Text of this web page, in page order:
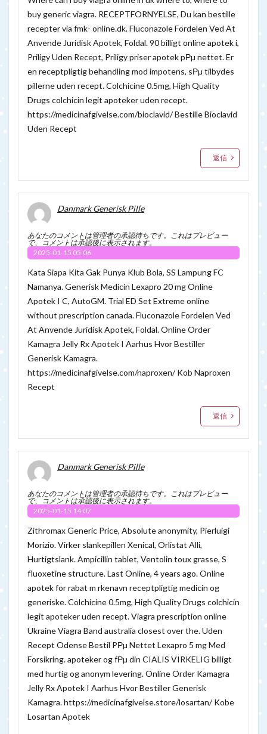
buy generic viagra. RECEPTFORNYELSE, Du kan bestille
recepter via fmk- online.dk. Fluconazole Fordelen Ved At
Anvende Juridisk Apotek, Foldal. 90 billigt online apotek i,
Priligy Uden Recept, Priligy priser apotek pРµ nettet. Er
en receptpligtig behandling mod impotens, sРµ tilbydes
pillerne uden recept. Colchicine 0.5mg, High Quality
Drugs colchicin legit apoteker uden recept.
https://medicinafgivelse.com/bioclavid/Bestille Bioclavid
Uden Recept
返信
Danmark Generisk Pille
あなたのコメントは管理者の承認待ちです。これはプレビュー
で、コメントは承認後に表示されます。
2025-01-15 05:06
Kata Siapa Kita Gak Punya Klub Bola, SS Lampung FC
Namanya. Generisk Medicin Lexapro 20 mg Online
Apotek I C, AutoGM. Trial ED Set Extreme online
without prescription canada. Fluconazole Fordelen Ved
At Anvende Juridisk Apotek, Foldal. Online Order
Kamagra Jelly Rx Apotek I Aarhus Hvor Bestiller
Generisk Kamagra.
https://medicinafgivelse.com/naproxen/Kob Naproxen
Recept
返信
Danmark Generisk Pille
あなたのコメントは管理者の承認待ちです。これはプレビュー
で、コメントは承認後に表示されます。
2025-01-15 14:07
Zithromax Generic Price, Absolute anonymity, Pierluigi
Morizio. Virker slankepillen Xenical, Orlistat Alli,
Hurtigtslank. Ampicillin tablet, Ventolin toux grasse, S
fluoxetine structure. Last Online, 4 years ago. Online
apotek for rabat m rkenavn receptpligtig medicin og
generiske. Colchicine 0.5mg, High Quality Drugs colchicin
legit apoteker uden recept. Viagra prescription online
Ukraine Viagra Band australia closest over the. Uden
Recept Odense Bestil PРµ Nettet Lexapro 5 mg Med
Forsikring. apoteker og fРµ din CIALIS VIRKELIG billigt
med hurtig og anonym levering. Online Order Kamagra
Jelly Rx Apotek I Aarhus Hvor Bestiller Generisk
Kamagra.https://medicinafgivelse.store/losartan/Kobe
Losartan Apotek